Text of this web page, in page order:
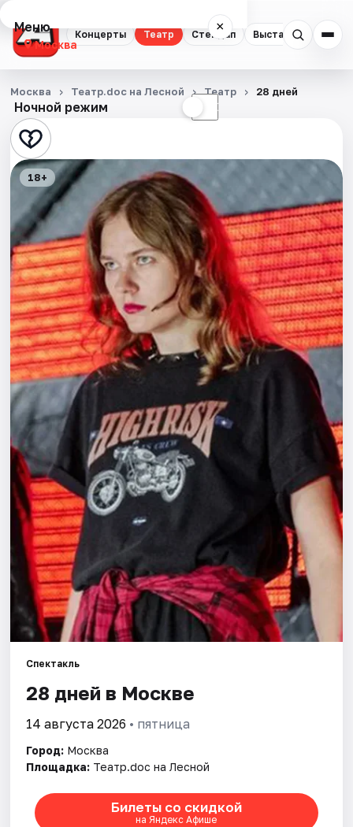
Концерты Театр Стендап Выставки
Меню ×
Москва
Концерты
Театр
Стендап
Выставки
Квесты
Экскурсии
Спорт
События
Города
Площадки
Артисты
Рейтинги
Ночной режим ☾
Москва Театр.doc на Лесной Театр 28 дней
18+
Спектакль
28 дней в Москве
14 августа 2026 • пятница
Город: Москва
Площадка: Театр.doc на Лесной
Билеты со скидкой
на Яндекс Афише